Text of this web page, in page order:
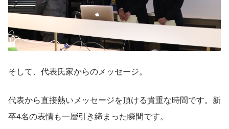
そして、代表氏家からのメッセージ。
代表から直接熱いメッセージを頂ける貴重な時間です。新
卒4名の表情も一層引き締まった瞬間です。